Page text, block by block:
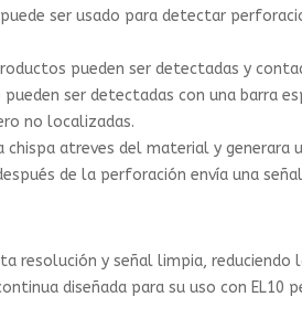
ser usado para detectar
pueden ser detectadas y
ser detectadas con una barra
no localizadas.
atreves del material y
de la perforación envía una
resolución y señal limpia,
diseñada para su uso con EL10